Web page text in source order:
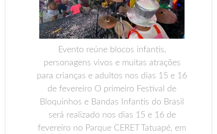
Evento reúne blocos infantis,
personagens vivos e muitas atrações
para crianças e adultos nos dias 15 e 16
de fevereiro O primeiro Festival de
Bloquinhos e Bandas Infantis do Brasil
será realizado nos dias 15 e 16 de
fevereiro no Parque CERET Tatuapé, em